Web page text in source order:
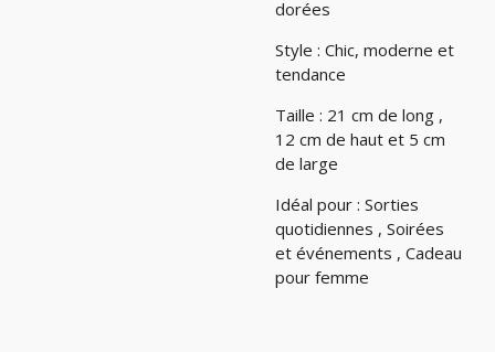
dorées
Style : Chic, moderne et
tendance
Taille : 21 cm de long ,
12 cm de haut et 5 cm
de large
Idéal pour : Sorties
quotidiennes , Soirées
et événements , Cadeau
pour femme